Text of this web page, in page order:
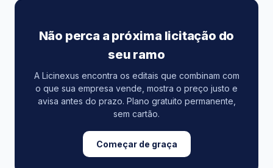
Não perca a próxima licitação do
seu ramo
A Licinexus encontra os editais que combinam com
o que sua empresa vende, mostra o preço justo e
avisa antes do prazo. Plano gratuito permanente,
sem cartão.
Começar de graça